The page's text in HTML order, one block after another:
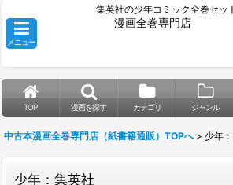
集英社の少年コミック全巻セッ
メニュー
漫画全巻専門店
TOP 漫画を探す カテゴリ ジャンル
中古本漫画全巻専門店（紙書籍通販）TOPへ > 少年
少年：集英社